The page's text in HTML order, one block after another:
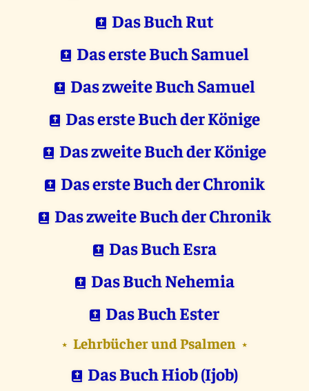
Das Buch Rut
Das erste Buch Samuel
Das zweite Buch Samuel
Das erste Buch der Könige
Das zweite Buch der Könige
Das erste Buch der Chronik
Das zweite Buch der Chronik
Das Buch Esra
Das Buch Nehemia
Das Buch Ester
⋆ Lehrbücher und Psalmen ⋆
Das Buch Hiob (Ijob)